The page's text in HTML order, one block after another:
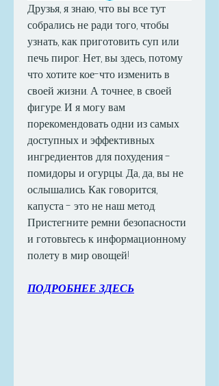
Друзья, я знаю, что вы все тут
собрались не ради того, чтобы
узнать, как приготовить суп или
печь пирог. Нет, вы здесь, потому
что хотите кое-что изменить в
своей жизни. А точнее, в своей
фигуре. И я могу вам
порекомендовать одни из самых
доступных и эффективных
ингредиентов для похудения -
помидоры и огурцы. Да, да, вы не
ослышались. Как говорится,
капуста - это не наш метод.
Пристегните ремни безопасности
и готовьтесь к информационному
полету в мир овощей!
ПОДРОБНЕЕ ЗДЕСЬ